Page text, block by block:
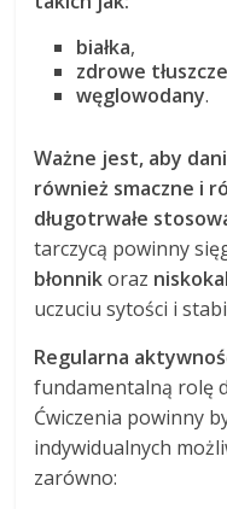
białka,
zdrowe tłuszcze
węglowodany.
Ważne jest, aby
również smaczne i
długotrwałe
tarczycą powinny
błonnikoraz
uczuciu sytości i
Regularna
fundamentalną rolę
Ćwiczenia powinny
indywidualnych
zarówno: